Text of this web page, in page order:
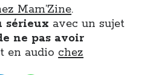
Mam’Zine.
sérieux avec un sujet
ne pas avoir
en audio chez